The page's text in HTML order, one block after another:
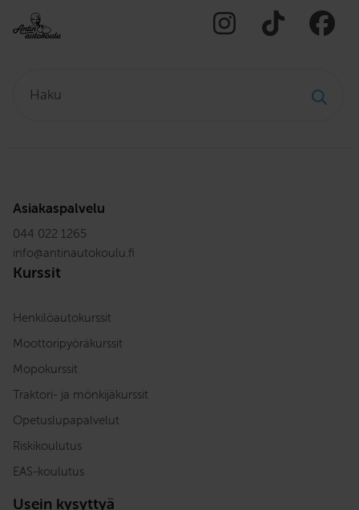
Asiakaspalvelu
044 022 1265
info@antinautokoulu.fi
Kurssit
Henkilöautokurssit
Moottoripyöräkurssit
Mopokurssit
Traktori- ja mönkijäkurssit
Opetuslupapalvelut
Riskikoulutus
EAS-koulutus
Usein kysyttyä